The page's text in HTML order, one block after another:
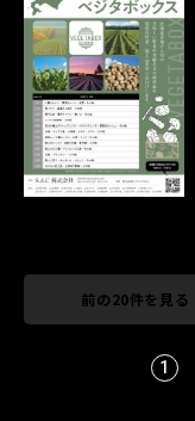
前の20件を見る
1